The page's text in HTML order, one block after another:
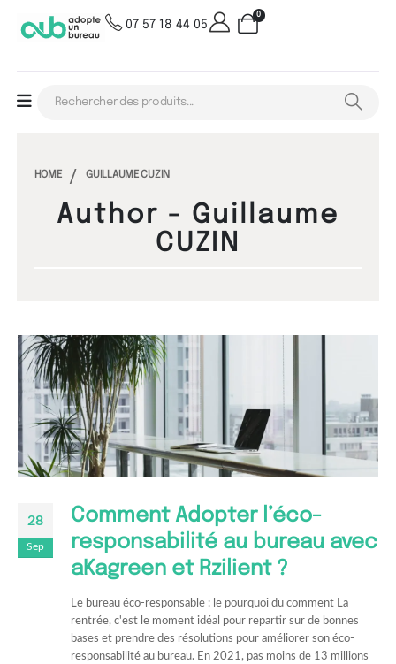
07 57 18 44 05
0
HOME GUILLAUME CUZIN
Author - Guillaume
CUZIN
28
Sep
Comment Adopter l’éco-
responsabilité au bureau avec
aKagreen et Rzilient ?
Le bureau éco-responsable : le pourquoi du comment La
rentrée, c'est le moment idéal pour repartir sur de bonnes
bases et prendre des résolutions pour améliorer son éco-
responsabilité au bureau. En 2021, pas moins de 13 millions